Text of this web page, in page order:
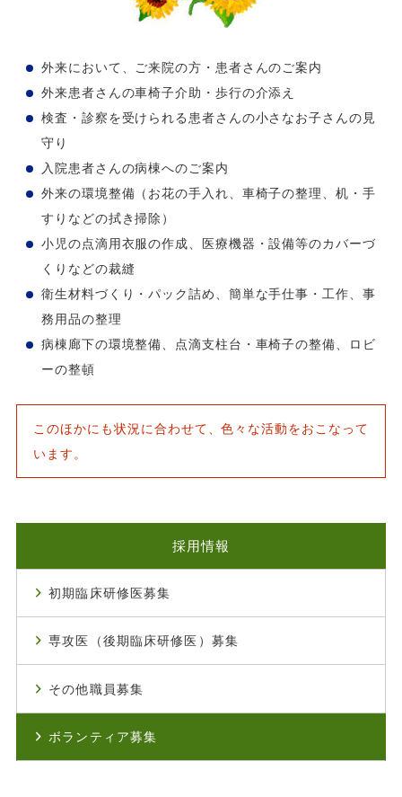
外来において、ご来院の方・患者さんのご案内
外来患者さんの車椅子介助・歩行の介添え
検査・診察を受けられる患者さんの小さなお子さんの見
守り
入院患者さんの病棟へのご案内
外来の環境整備（お花の手入れ、車椅子の整理、机・手
すりなどの拭き掃除）
小児の点滴用衣服の作成、医療機器・設備等のカバーづ
くりなどの裁縫
衛生材料づくり・パック詰め、簡単な手仕事・工作、事
務用品の整理
病棟廊下の環境整備、点滴支柱台・車椅子の整備、ロビ
ーの整頓
このほかにも状況に合わせて、色々な活動をおこなって
います。
採用情報
初期臨床研修医募集
専攻医（後期臨床研修医）募集
その他職員募集
ボランティア募集